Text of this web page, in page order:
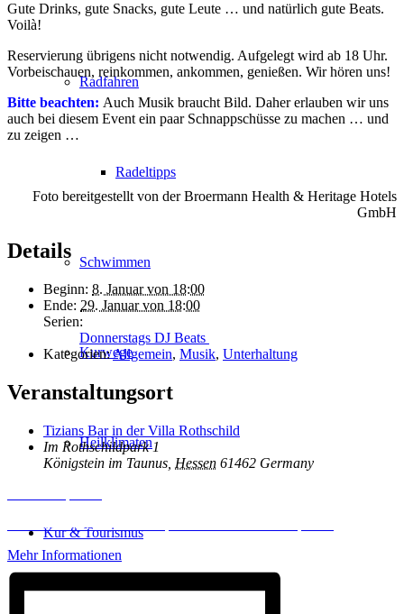
Radfahren
Radeltipps
Schwimmen
Kurwege
Heilklimaten
Kur & Tourismus
Gute Drinks, gute Snacks, gute Leute … und natürlich gute Beats.
Voilà!
Reservierung übrigens nicht notwendig. Aufgelegt wird ab 18 Uhr.
Vorbeischauen, reinkommen, ankommen, genießen. Wir hören uns!
Bitte beachten: Auch Musik braucht Bild. Daher erlauben wir uns
auch bei diesem Event ein paar Schnappschüsse zu machen … und
zu zeigen …
Foto bereitgestellt von der Broermann Health & Heritage Hotels
GmbH
Details
Beginn: 8. Januar von 18:00
Ende: 29. Januar von 18:00
Serien:
Donnerstags DJ Beats
Kategorien:Allgemein, Musik, Unterhaltung
Veranstaltungsort
Tizians Bar in der Villa Rothschild
Im Rothschildpark 1
Königstein im Taunus Hessen 61462 Germany
Erforderlichen Service akzeptieren und Inhalte entsperren
Mehr Informationen